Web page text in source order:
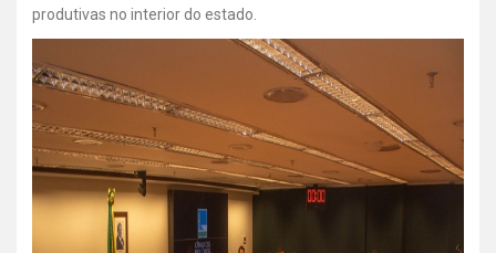
produtivas no interior do estado.